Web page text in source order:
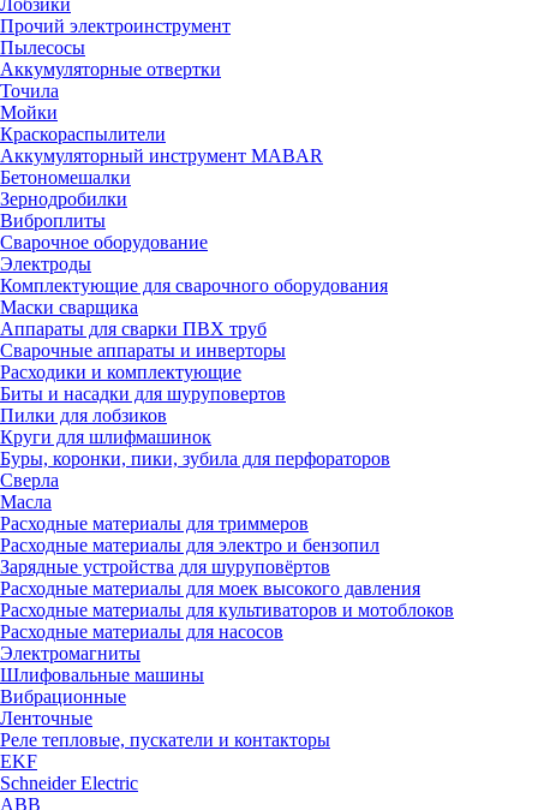
Лобзики
Прочий электроинструмент
Пылесосы
Аккумуляторные отвертки
Точила
Мойки
Краскораспылители
Аккумуляторный инструмент MABAR
Бетономешалки
Зернодробилки
Виброплиты
Сварочное оборудование
Электроды
Комплектующие для сварочного оборудования
Маски сварщика
Аппараты для сварки ПВХ труб
Сварочные аппараты и инверторы
Расходики и комплектующие
Биты и насадки для шуруповертов
Пилки для лобзиков
Круги для шлифмашинок
Буры, коронки, пики, зубила для перфораторов
Сверла
Масла
Расходные материалы для триммеров
Расходные материалы для электро и бензопил
Зарядные устройства для шуруповёртов
Расходные материалы для моек высокого давления
Расходные материалы для культиваторов и мотоблоков
Расходные материалы для насосов
Электромагниты
Шлифовальные машины
Вибрационные
Ленточные
Реле тепловые, пускатели и контакторы
EKF
Schneider Electric
ABB